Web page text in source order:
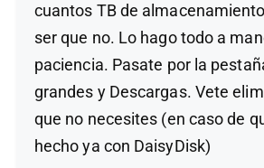
cuantos TB de
ser que no. Lo hago todo a
paciencia. Pasate por la
grandes y Descargas. Vete
que no necesites (en caso de
hecho ya con DaisyDisk)